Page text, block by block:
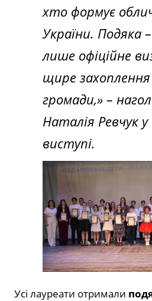
хто формує
України. Подяка
лише офіційне
щире захоплення
громади,» –
Наталія Ревчук у
виступі.
Усі лауреати отримали